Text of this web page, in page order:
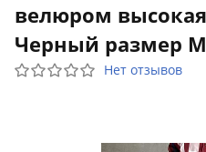
велюром
Черный размер М
Нет отзывов